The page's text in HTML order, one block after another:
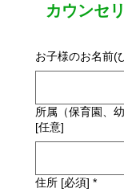
カウンセ
お子様のお名前(
所属（保育園、
[任意]
住所 [必須] *